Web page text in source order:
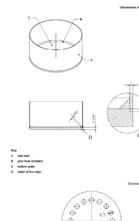
365±1
Il numero dei fori è sistemato su due cerchi del foro